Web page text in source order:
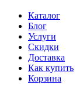
Каталог
Блог
Услуги
Скидки
Доставка
Как купить
Корзина